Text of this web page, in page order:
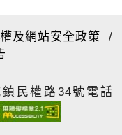
及網站安全政策
/
民權路34號 電話